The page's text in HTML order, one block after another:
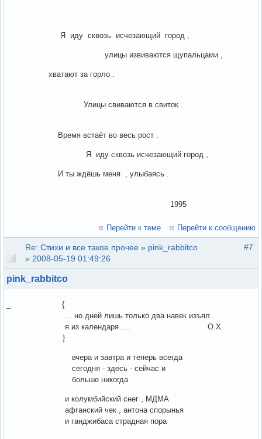
Я иду сквозь исчезающий город ,
улицы извиваются щупальцами ,
хватают за горло .
Улицы свиваются в свиток .
Время встаёт во весь рост .
Я иду сквозь исчезающий город ,
И ты ждёшь меня , улыбаясь .
1995
Перейти к теме Перейти к сообщению
#7
Re: Стихи и все такое прочее » pink_rabbitco
» 2008-05-19 01:49:26
pink_rabbitco
_ {
... но дней лишь только два навек изъял
я из календаря .... О.Х.
}
вчера и завтра и теперь всегда
сегодня - здесь - сейчас и
больше никогда
и колумбийский снег , МДМА
афганский чек , антона спорынья
и ганджибаса страдная пора